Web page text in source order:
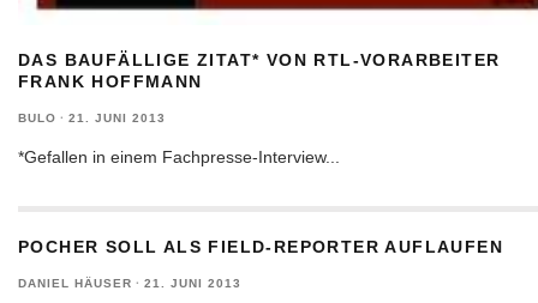
DAS BAUFÄLLIGE ZITAT* VON RTL-VORARBEITER
FRANK HOFFMANN
BULO · 21. JUNI 2013
*Gefallen in einem Fachpresse-Interview...
POCHER SOLL ALS FIELD-REPORTER AUFLAUFEN
DANIEL HÄUSER · 21. JUNI 2013